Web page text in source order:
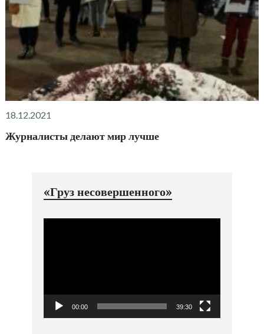
18.12.2021
Журналисты делают мир лучше
«Груз несовершенного»
00:00 39:30